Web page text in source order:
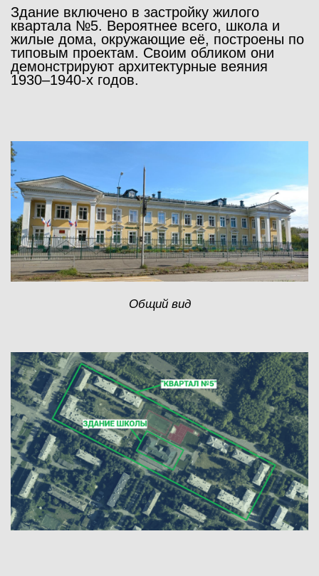
Здание включено в застройку жилого
квартала №5. Вероятнее всего, школа и
жилые дома, окружающие её, построены по
типовым проектам. Своим обликом они
демонстрируют архитектурные веяния
1930–1940-х годов.
Общий вид